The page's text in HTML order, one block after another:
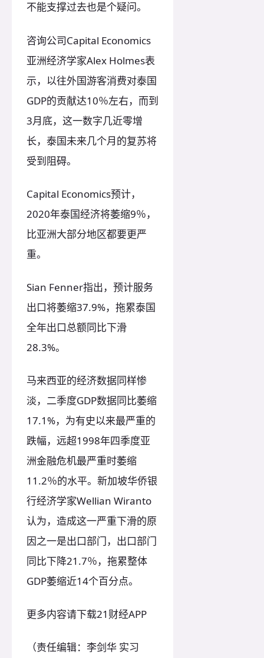
不能支撑过去也是个疑问。
咨询公司Capital Economics
亚洲经济学家Alex Holmes表
示，以往外国游客消费对泰国
GDP的贡献达10％左右，而到
3月底，这一数字几近零增
长，泰国未来几个月的复苏将
受到阻碍。
Capital Economics预计，
2020年泰国经济将萎缩9％，
比亚洲大部分地区都要更严
重。
Sian Fenner指出，预计服务
出口将萎缩37.9%，拖累泰国
全年出口总额同比下滑
28.3%。
马来西亚的经济数据同样惨
淡，二季度GDP数据同比萎缩
17.1%，为有史以来最严重的
跌幅，远超1998年四季度亚
洲金融危机最严重时萎缩
11.2％的水平。新加坡华侨银
行经济学家Wellian Wiranto
认为，造成这一严重下滑的原
因之一是出口部门，出口部门
同比下降21.7％，拖累整体
GDP萎缩近14个百分点。
更多内容请下载21财经APP
（责任编辑：李剑华 实习